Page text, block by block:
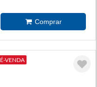
VENDA